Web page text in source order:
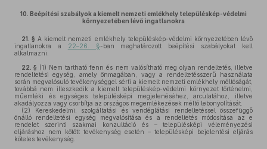
10. Beépítési szabályok a kiemelt nemzeti emlékhely településkép-védelmi
környezetében lévő ingatlanokra
21. § A kiemelt nemzeti emlékhely településkép-védelmi környezetében lévő
ingatlanokra a
22–26. §-ban meghatározott beépítési szabályokat kell
alkalmazni.
22. § (1) Nem tartható fenn és nem valósítható meg olyan rendeltetés, illetve
rendeltetési egység, amely önmagában, vagy a rendeltetésszerű használata
során megvalósuló tevékenységgel sérti a kiemelt nemzeti emlékhely méltóságát,
továbbá nem illeszkedik a kiemelt településkép-védelmi környezet történelmi,
műemléki és egységes településképi megjelenéséhez, arculatához, illetve
akadályozza vagy csorbítja az országos megemlékezések méltó lebonyolítását.
(2) Kereskedelmi, szolgáltatási és vendéglátási rendeltetéssel összefüggő
önálló rendeltetési egység megvalósítása és a rendeltetés módosítása az e
rendelet szerinti szakmai konzultáció és – településképi véleményezési
eljáráshoz nem kötött tevékenység esetén – településképi bejelentési eljárás
köteles tevékenység.